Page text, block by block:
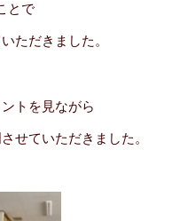
とで
ただきました。
トを見ながら
せていただきました。